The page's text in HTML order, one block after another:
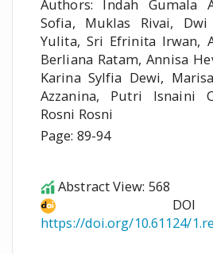
Authors: Indah Gumala
Sofia, Muklas Rivai,
Yulita, Sri Efrinita Irwan,
Berliana Ratam, Annisa
Karina Sylfia Dewi,
Azzanina, Putri Isnaini
Rosni Rosni
Page: 89-94
Abstract View: 568
https://doi.org/10.61124/